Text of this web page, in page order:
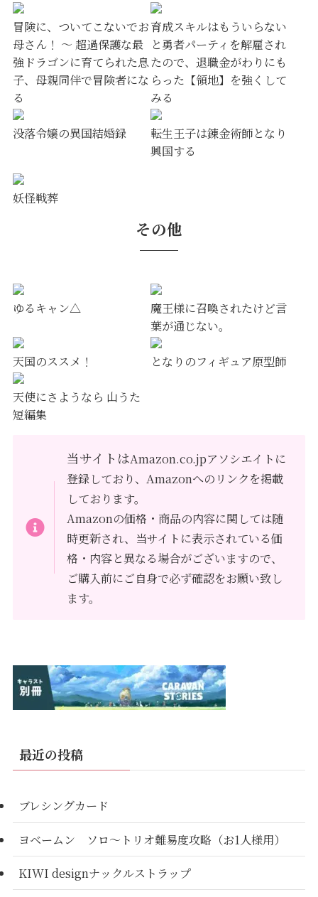
冒険に、ついてこないでお
母さん！ ～ 超過保護な最
強ドラゴンに育てられた息
子、母親同伴で冒険者にな
る
育成スキルはもういらない
と勇者パーティを解雇され
たので、退職金がわりにも
らった【領地】を強くして
みる
没落令嬢の異国結婚録
転生王子は錬金術師となり
興国する
妖怪戦葬
その他
ゆるキャン△
魔王様に召喚されたけど言
葉が通じない。
天国のススメ！ となりのフィギュア原型師
天使にさようなら 山うた
短編集
当サイトはAmazon.co.jpアソシエイトに
登録しており、Amazonへのリンクを掲載
しております。
Amazonの価格・商品の内容に関しては随
時更新され、当サイトに表示されている価
格・内容と異なる場合がございますので、
ご購入前にご自身で必ず確認をお願い致し
ます。
最近の投稿
ブレシングカード
ヨベームン ソロ～トリオ難易度攻略（お1人様用）
KIWI designナックルストラップ